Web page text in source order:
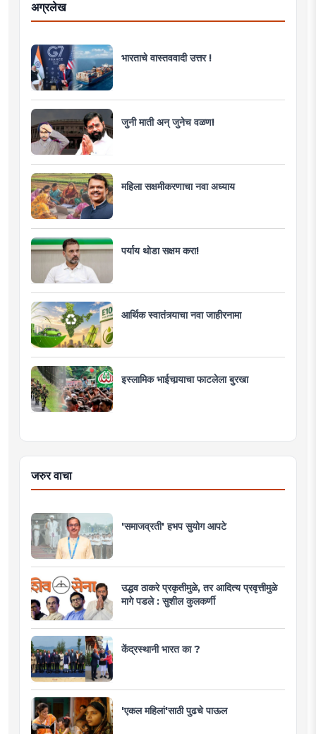
अग्रलेख
भारताचे वास्तववादी उत्तर !
जुनी माती अन् जुनेच वळण!
महिला सक्षमीकरणाचा नवा अध्याय
पर्याय थोडा सक्षम करा!
आर्थिक स्वातंत्र्याचा नवा जाहीरनामा
इस्लामिक भाईचार्‍याचा फाटलेला बुरखा
जरुर वाचा
'समाजव्रती' हभप सुयोग आपटे
उद्धव ठाकरे प्रकृतीमुळे, तर आदित्य प्रवृत्तीमुळे
मागे पडले : सुशील कुलकर्णी
केंद्रस्थानी भारत का ?
'एकल महिलां'साठी पुढचे पाऊल